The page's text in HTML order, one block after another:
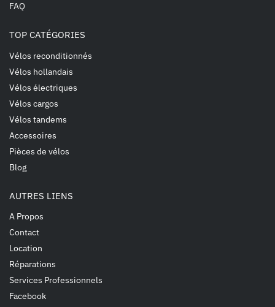
FAQ
TOP CATÉGORIES
Vélos reconditionnés
Vélos hollandais
Vélos électriques
Vélos cargos
Vélos tandems
Accessoires
Pièces de vélos
Blog
AUTRES LIENS
A Propos
Contact
Location
Réparations
Services Professionnels
Facebook